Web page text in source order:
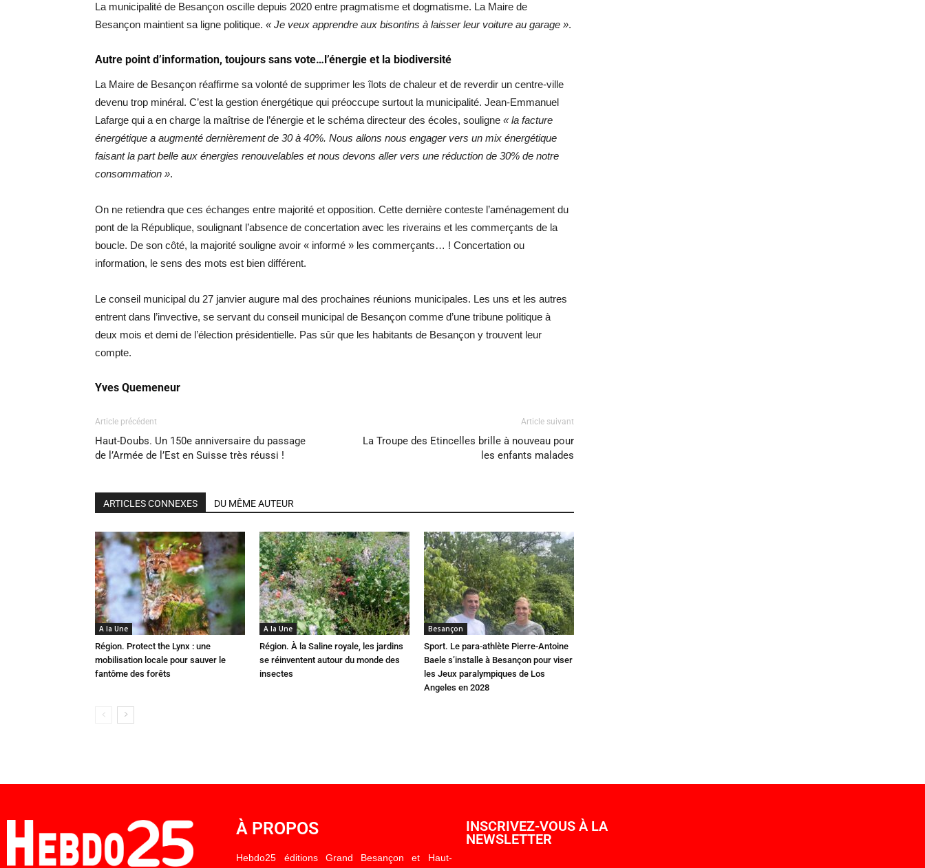
La municipalité de Besançon oscille depuis 2020 entre pragmatisme et dogmatisme. La Maire de
Besançon maintient sa ligne politique. « Je veux apprendre aux bisontins à laisser leur voiture au garage ».
Autre point d’information, toujours sans vote…l’énergie et la biodiversité
La Maire de Besançon réaffirme sa volonté de supprimer les îlots de chaleur et de reverdir un centre-ville
devenu trop minéral. C’est la gestion énergétique qui préoccupe surtout la municipalité. Jean-Emmanuel
Lafarge qui a en charge la maîtrise de l’énergie et le schéma directeur des écoles, souligne « la facture
énergétique a augmenté dernièrement de 30 à 40%. Nous allons nous engager vers un mix énergétique
faisant la part belle aux énergies renouvelables et nous devons aller vers une réduction de 30% de notre
consommation ».
On ne retiendra que ces échanges entre majorité et opposition. Cette dernière conteste l’aménagement du
pont de la République, soulignant l’absence de concertation avec les riverains et les commerçants de la
boucle. De son côté, la majorité souligne avoir « informé » les commerçants… ! Concertation ou
information, le sens des mots est bien différent.
Le conseil municipal du 27 janvier augure mal des prochaines réunions municipales. Les uns et les autres
entrent dans l’invective, se servant du conseil municipal de Besançon comme d’une tribune politique à
deux mois et demi de l’élection présidentielle. Pas sûr que les habitants de Besançon y trouvent leur
compte.
Yves Quemeneur
Article précédent
Haut-Doubs. Un 150e anniversaire du passage
de l’Armée de l’Est en Suisse très réussi !
Article suivant
La Troupe des Etincelles brille à nouveau pour
les enfants malades
ARTICLES CONNEXES DU MÊME AUTEUR
A la Une
Région. Protect the Lynx : une
mobilisation locale pour sauver le
fantôme des forêts
A la Une
Région. À la Saline royale, les jardins
se réinventent autour du monde des
insectes
Besançon
Sport. Le para-athlète Pierre-Antoine
Baele s’installe à Besançon pour viser
les Jeux paralympiques de Los
Angeles en 2028
À PROPOS
Hebdo25 éditions Grand Besançon et Haut-
INSCRIVEZ-VOUS À LA
NEWSLETTER